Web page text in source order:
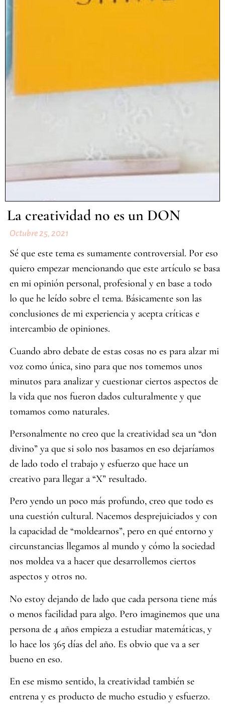
La creatividad no es un DON
Octubre 25, 2021
Sé que este tema es sumamente controversial. Por eso
quiero empezar mencionando que este artículo se basa
en mi opinión personal, profesional y en base a todo
lo que he leído sobre el tema. Básicamente son las
conclusiones de mi experiencia y acepta críticas e
intercambio de opiniones.
Cuando abro debate de estas cosas no es para alzar mi
voz como única, sino para que nos tomemos unos
minutos para analizar y cuestionar ciertos aspectos de
la vida que nos fueron dados culturalmente y que
tomamos como naturales.
Personalmente no creo que la creatividad sea un “don
divino” ya que si solo nos basamos en eso dejaríamos
de lado todo el trabajo y esfuerzo que hace un
creativo para llegar a “X” resultado.
Pero yendo un poco más profundo, creo que todo es
una cuestión cultural. Nacemos desprejuiciados y con
la capacidad de “moldearnos”, pero en qué entorno y
circunstancias llegamos al mundo y cómo la sociedad
nos moldea va a hacer que desarrollemos ciertos
aspectos y otros no.
No estoy dejando de lado que cada persona tiene más
o menos facilidad para algo. Pero imaginemos que una
persona de 4 años empieza a estudiar matemáticas, y
lo hace los 365 días del año. Es obvio que va a ser
bueno en eso.
En ese mismo sentido, la creatividad también se
entrena y es producto de mucho estudio y esfuerzo.